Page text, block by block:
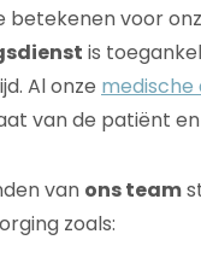
betekenen voor
is
Al onze medische
van de patiënt
van ons team
zoals: